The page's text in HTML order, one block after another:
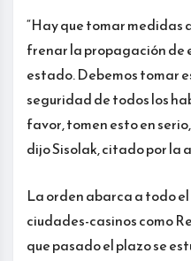
“Hay que tomar
frenar la propagación de
estado. Debemos tomar
seguridad de todos los
favor, tomen esto en
dijo Sisolak, citado por la
La orden abarca a todo
ciudades-casinos como
que pasado el plazo se